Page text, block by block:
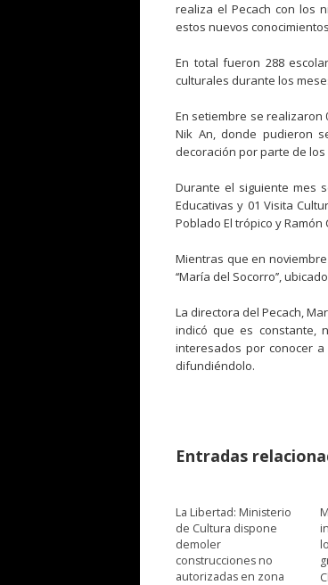
realiza el Pecach con los
estos nuevos
En total fueron 288
culturales durante los
En setiembre se realizaron
Nik An, donde pudieron
decoración por parte de los
Durante el siguiente mes
Educativas y 01 Visita
Poblado El trópico y Ramón
Mientras que en
‘‘María del Socorro’’,
La directora del Pecach,
indicó que es constante,
interesados por conocer
difundiéndolo.
Entradas
La Libertad: Ministerio
de Cultura dispone
demoler
construcciones no
autorizadas en zona